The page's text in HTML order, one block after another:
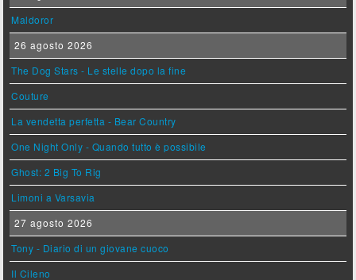
Maldoror
26 agosto 2026
The Dog Stars - Le stelle dopo la fine
Couture
La vendetta perfetta - Bear Country
One Night Only - Quando tutto è possibile
Ghost: 2 Big To Rig
Limoni a Varsavia
27 agosto 2026
Tony - Diario di un giovane cuoco
Il Cileno